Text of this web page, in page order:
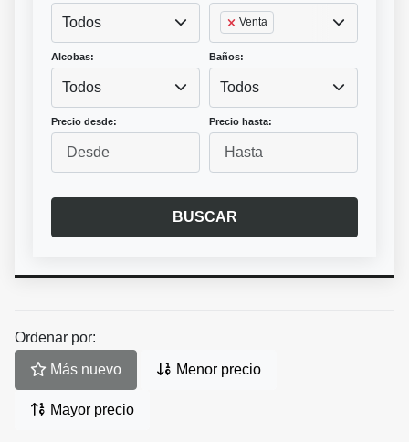
Todos Venta
Alcobas:
Todos
Baños:
Todos
Precio desde: Precio hasta:
BUSCAR
Ordenar por:
Más nuevo Menor precio
Mayor precio